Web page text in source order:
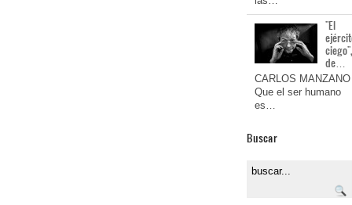
"El
de…
CARLOS MANZANO
Que el ser humano
es…
Buscar